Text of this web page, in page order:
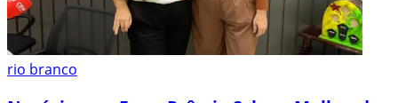
rio branco